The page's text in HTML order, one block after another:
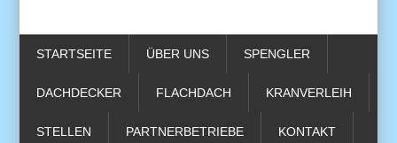
STARTSEITE ÜBER UNS SPENGLER
DACHDECKER FLACHDACH KRANVERLEIH
STELLEN PARTNERBETRIEBE KONTAKT